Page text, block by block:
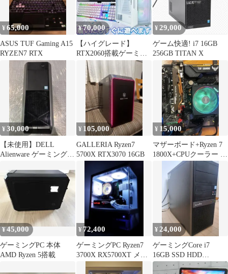
¥65,000
ASUS TUF Gaming A15
RYZEN7 RTX
¥70,000
【ハイグレード】
RTX2060搭載ゲーミン
グPCフルセットホワイ
¥29,000
ゲーム快適! i7 16GB
256GB TITAN X
¥30,000
【未使用】DELL
Alienware ゲーミングデ
¥ 105,000
GALLERIA Ryzen7
5700X RTX3070 16GB
¥ 15,000
マザーボード+Ryzen 7
1800X+CPUクーラー 3
点セット動作確認済み
¥45,000
ゲーミングPC 本体
AMD Ryzen 5搭載
¥ 72,400
ゲーミングPC Ryzen7
3700X RX5700XT メモ
¥ 24,000
ゲーミングCore i7
16GB SSD HDD
GTX1050TiWin11